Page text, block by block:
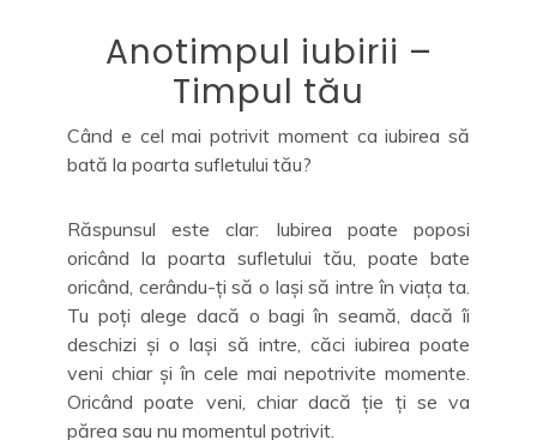
Anotimpul iubirii –
Timpul tău
Când e cel mai potrivit moment ca iubirea să
bată la poarta sufletului tău?
Răspunsul este clar: Iubirea poate poposi
oricând la poarta sufletului tău, poate bate
oricând, cerându-ți să o lași să intre în viața ta.
Tu poți alege dacă o bagi în seamă, dacă îi
deschizi și o lași să intre, căci iubirea poate
veni chiar și în cele mai nepotrivite momente.
Oricând poate veni, chiar dacă ție ți se va
părea sau nu momentul potrivit.